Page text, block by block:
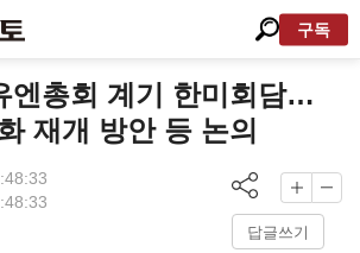
구독
엔총회 계기 한미회담…
재개 방안 등 논의
답글쓰기